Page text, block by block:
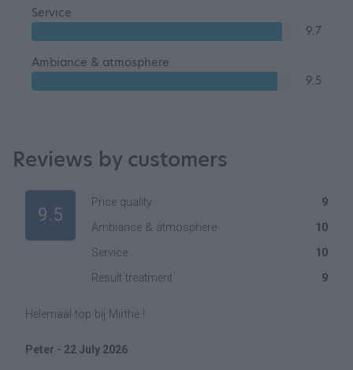
Service
9.7
Ambiance & atmosphere
9.5
Reviews by customers
9.5
Price quality
9
Ambiance & atmosphere
10
Service
10
Result treatment
9
Helemaal top bij Mirthe !
Peter - 22 July 2026